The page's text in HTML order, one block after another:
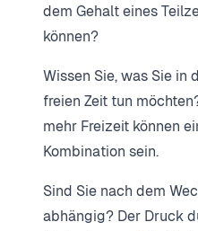
dem Gehalt eines
können?
Wissen Sie, was Sie in
freien Zeit tun
mehr Freizeit können
Kombination sein.
Sind Sie nach dem
abhängig? Der Druck